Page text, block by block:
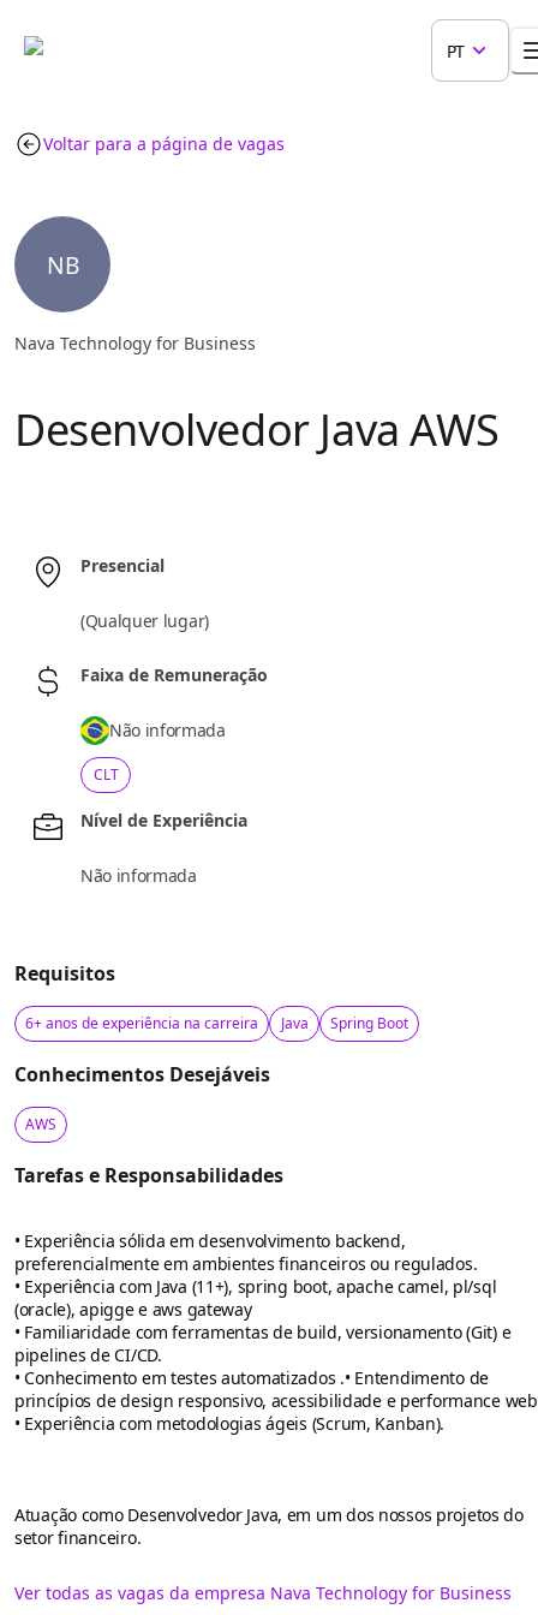
PT
Voltar para a página de vagas
NB
Nava Technology for Business
Desenvolvedor Java AWS
Presencial
(Qualquer lugar)
Faixa de Remuneração
Não informada
CLT
Nível de Experiência
Não informada
Requisitos
6+ anos de experiência na carreira Java Spring Boot
Conhecimentos Desejáveis
AWS
Tarefas e Responsabilidades
• Experiência sólida em desenvolvimento backend,
preferencialmente em ambientes financeiros ou regulados.
• Experiência com Java (11+), spring boot, apache camel, pl/sql
(oracle), apigge e aws gateway
• Familiaridade com ferramentas de build, versionamento (Git) e
pipelines de CI/CD.
• Conhecimento em testes automatizados .• Entendimento de
princípios de design responsivo, acessibilidade e performance
• Experiência com metodologias ágeis (Scrum, Kanban).
Atuação como Desenvolvedor Java, em um dos nossos projetos do
setor financeiro.
Ver todas as vagas da empresa Nava Technology for Business